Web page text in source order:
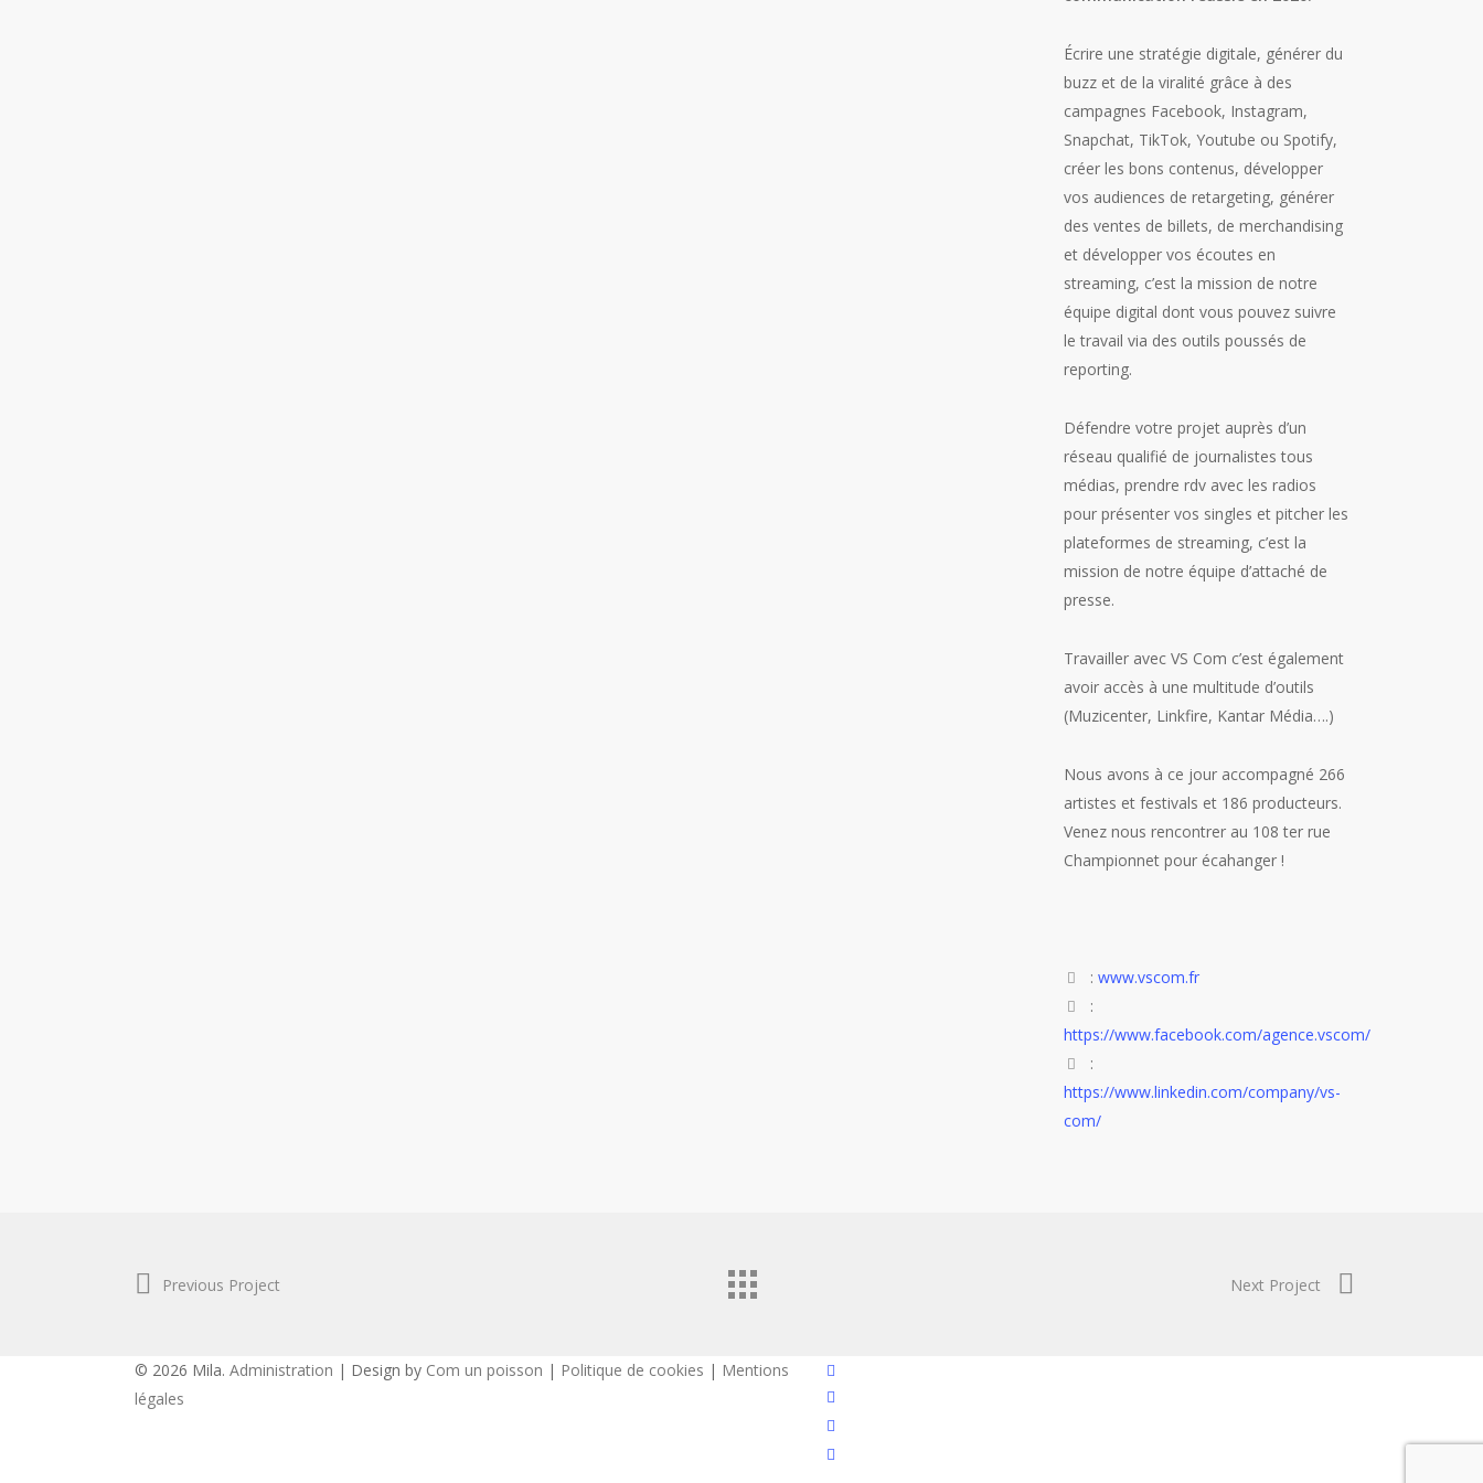
Écrire une stratégie digitale, générer du
buzz et de la viralité grâce à des
campagnes Facebook, Instagram,
Snapchat, TikTok, Youtube ou Spotify,
créer les bons contenus, développer
vos audiences de retargeting, générer
des ventes de billets, de merchandising
et développer vos écoutes en
streaming, c’est la mission de notre
équipe digital dont vous pouvez suivre
le travail via des outils poussés de
reporting.
Défendre votre projet auprès d’un
réseau qualifié de journalistes tous
médias, prendre rdv avec les radios
pour présenter vos singles et pitcher les
plateformes de streaming, c’est la
mission de notre équipe d’attaché de
presse.
Travailler avec VS Com c’est également
avoir accès à une multitude d’outils
(Muzicenter, Linkfire, Kantar Média….)
Nous avons à ce jour accompagné 266
artistes et festivals et 186 producteurs.
Venez nous rencontrer au 108 ter rue
Championnet pour écahanger !
: www.vscom.fr
:
https://www.facebook.com/agence.vscom/
:
https://www.linkedin.com/company/vs-
com/
Previous Project Next Project
© 2026 Mila. Administration | Design by Com un poisson | Politique de cookies | Mentions
légales
x-
twitter
facebook
instagram
email